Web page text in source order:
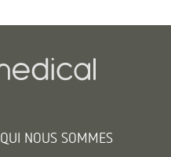
QUI NOUS SOMMES